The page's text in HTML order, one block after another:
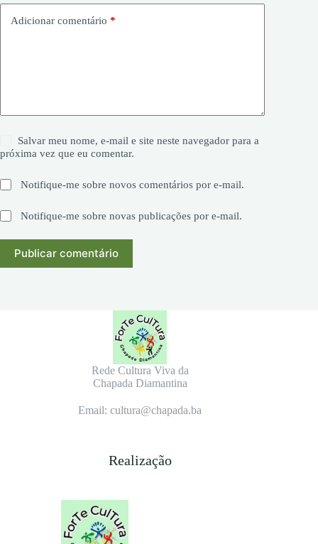
Adicionar comentário *
Salvar meu nome, e-mail e site neste navegador para a
próxima vez que eu comentar.
Notifique-me sobre novos comentários por e-mail.
Notifique-me sobre novas publicações por e-mail.
Publicar comentário
Rede Cultura Viva da
Chapada Diamantina
Email: cultura@chapada.ba
Realização